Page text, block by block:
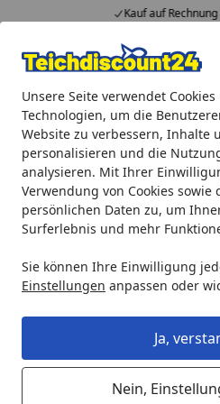
Unsere Seite verwendet
Technologien, um die
Website zu verbessern, Inhalte
personalisieren und die
analysieren. Mit Ihrer
Verwendung von Cookies
persönlichen Daten zu, um
Surferlebnis und mehr
Sie können Ihre Einwilligung
Einstellungen anpassen oder
Ja,
Nein,
Kauf auf
Alle Produkte
Mein Konto
Suchen
Startseite
Oase Aquarius Universal
Oase Aquarius
21000